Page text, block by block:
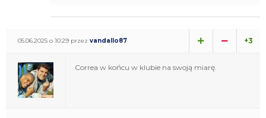
05.06.2025 o 10:29 przez vandallo87 +3
Correa w końcu w klubie na swoją miarę.